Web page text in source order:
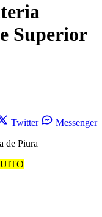
Superior
Twitter
Messenger
de Piura